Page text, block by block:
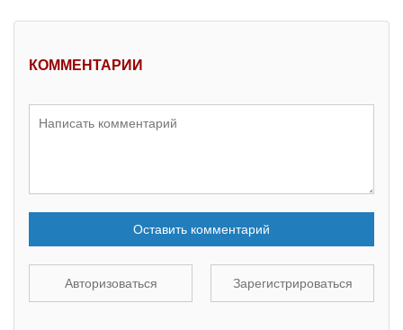
КОММЕНТАРИИ
Оставить комментарий
Авторизоваться Зарегистрироваться